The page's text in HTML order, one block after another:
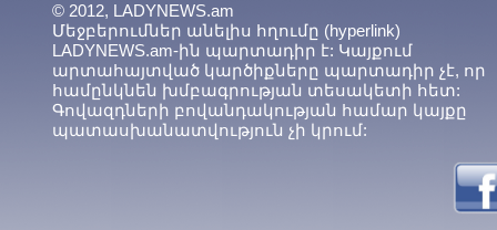
© 2012, LADYNEWS.am
Մեջբերումներ անելիս հղումը (hyperlink)
LADYNEWS.am-ին պարտադիր է: Կայքում
արտահայտված կարծիքները պարտադիր չէ, որ
համընկնեն խմբագրության տեսակետի հետ:
Գովազդների բովանդակության համար կայքը
պատասխանատվություն չի կրում: